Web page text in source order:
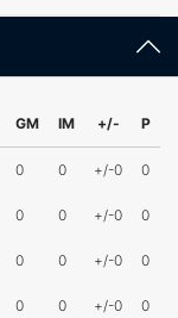
GM IM +/- P
0 0 +/-0 0
0 0 +/-0 0
0 0 +/-0 0
0 0 +/-0 0